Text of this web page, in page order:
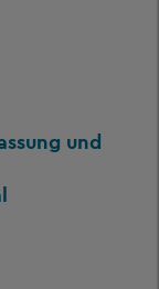
und